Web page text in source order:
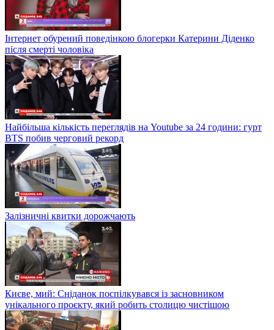
Інтернет обурений поведінкою блогерки Катерини Діденко
після смерті чоловіка
Найбільша кількість переглядів на Youtube за 24 години: гурт
BTS побив черговий рекорд
Залізничні квитки дорожчають
Києве, мий: Сніданок поспілкувався із засновником
унікального проєкту, який робить столицю чистішою